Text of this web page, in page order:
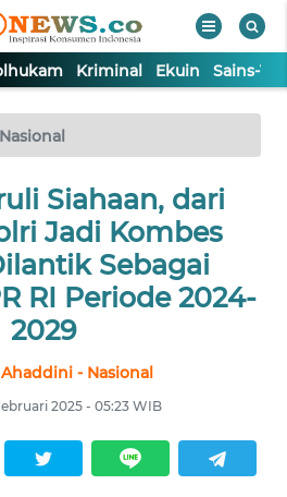
Kriminal Ekuin Sains-
Nasional
Siahaan, dari
Jadi Kombes
Sebagai
RI Periode 2024-
2029
Ahaddini - Nasional
2025 - 05:23 WIB